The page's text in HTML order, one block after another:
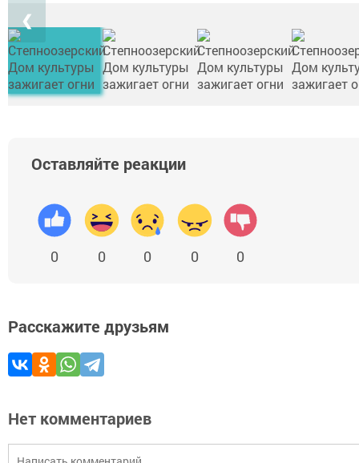
❮
Оставляйте реакции
0 0 0 0 0
Расскажите друзьям
Нет комментариев